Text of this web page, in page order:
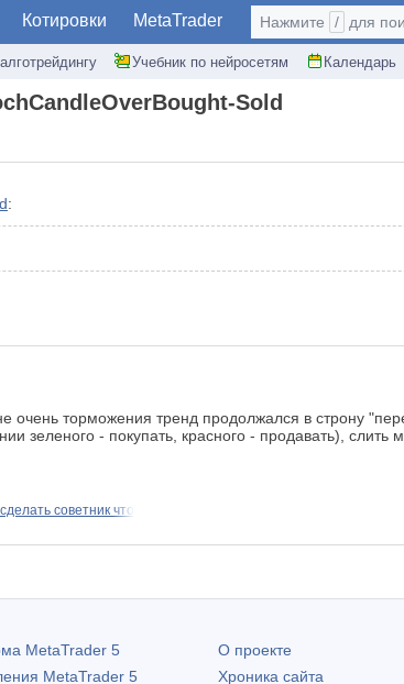
Котировки MetaTrader
Учебник по нейросетям Календарь
Нажмите / для
Sold
:
очень торможения тренд продолжался в строну
зеленого - покупать, красного - продавать), слить
советник что
MetaTrader 5
MetaTrader 5
О проекте
Хроника сайта